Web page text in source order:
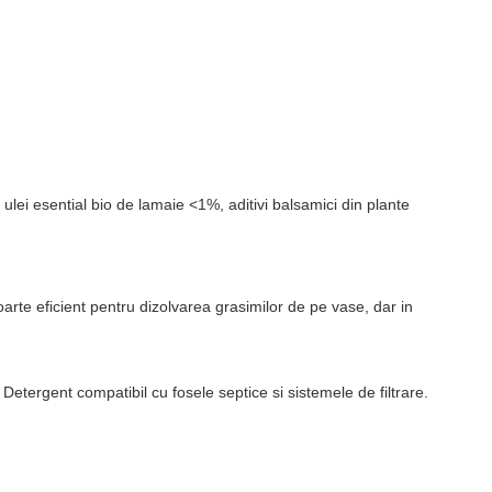
esential bio de lamaie <1%, aditivi balsamici din plante
eficient pentru dizolvarea grasimilor de pe vase, dar in
compatibil cu fosele septice si sistemele de filtrare.